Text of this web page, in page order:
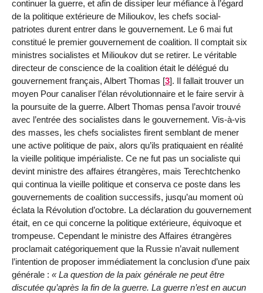
continuer la guerre, et afin de dissiper leur méfiance à l’égard
de la politique extérieure de Milioukov, les chefs social-
patriotes durent entrer dans le gouvernement. Le 6 mai fut
constitué le premier gouvernement de coalition. Il comptait six
ministres socialistes et Milioukov dut se retirer. Le véritable
directeur de conscience de la coalition était le délégué du
gouvernement français, Albert Thomas [3]. Il fallait trouver un
moyen Pour canaliser l’élan révolutionnaire et le faire servir à
la poursuite de la guerre. Albert Thomas pensa l’avoir trouvé
avec l’entrée des socialistes dans le gouvernement. Vis-à-vis
des masses, les chefs socialistes firent semblant de mener
une active politique de paix, alors qu’ils pratiquaient en réalité
la vieille politique impérialiste. Ce ne fut pas un socialiste qui
devint ministre des affaires étrangères, mais Terechtchenko
qui continua la vieille politique et conserva ce poste dans les
gouvernements de coalition successifs, jusqu’au moment où
éclata la Révolution d’octobre. La déclaration du gouvernement
était, en ce qui concerne la politique extérieure, équivoque et
trompeuse. Cependant le ministre des Affaires étrangères
proclamait catégoriquement que la Russie n’avait nullement
l’intention de proposer immédiatement la conclusion d’une paix
générale :
La question de la paix générale ne peut être
discutée qu’après la fin de la guerre. La guerre n’est en aucun